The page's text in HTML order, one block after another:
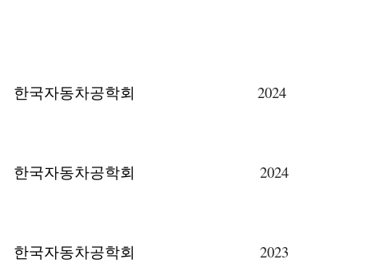
한국자동차공학회 2024
한국자동차공학회 2024
한국자동차공학회 2023